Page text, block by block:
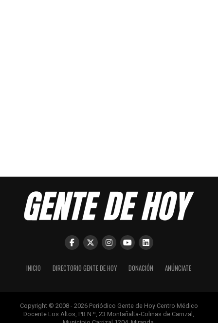
INICIO DIRECTORIO GENTE DE HOY DONACIÓN ANÚNCIATE
Copyright © 2008 - 2026 Periódico Gente de Hoy Centro Médico
Docente Los Altos, PB N.º, 23 Montañalta-Colinas de Carrizal,